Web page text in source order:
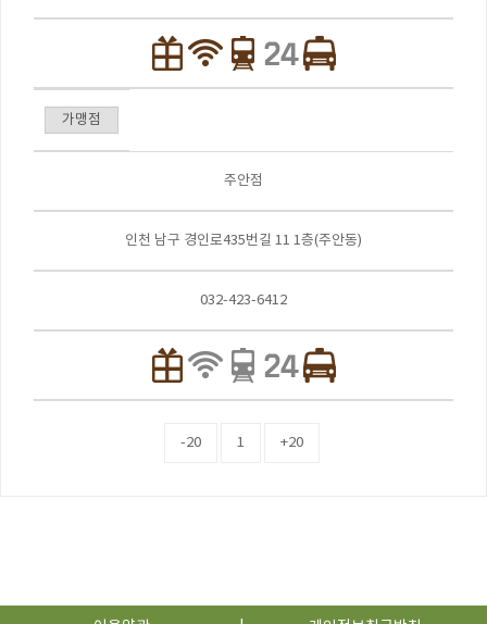
가맹점
주안점
인천 남구 경인로435번길 11 1층(주안동)
032-423-6412
-20 1 +20